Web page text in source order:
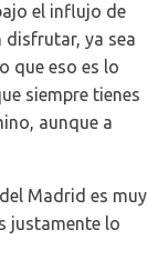
el influjo de
disfrutar, ya sea
que eso es lo
siempre tienes
aunque a
Madrid es muy
justamente lo